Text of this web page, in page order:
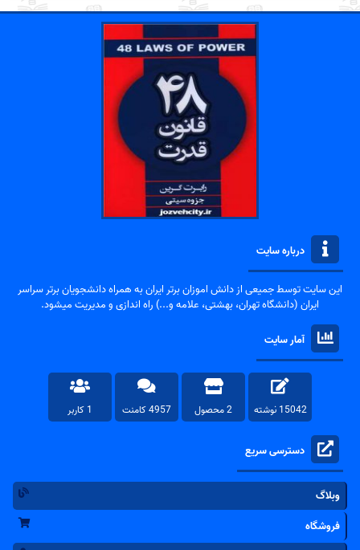
درباره سایت
این سایت توسط جمیعی از دانش اموزان برتر ایران به همراه دانشجویان برتر سراسر
ایران (دانشگاه تهران، بهشتی، علامه و...) راه اندازی و مدیریت میشود.
آمار سایت
15042 نوشته 2 محصول 4957 کامنت 1 کاربر
دسترسی سریع
وبلاگ
فروشگاه